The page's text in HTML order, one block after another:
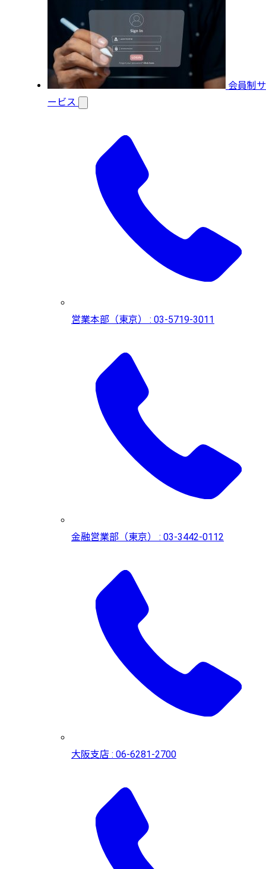
会員制サ
ービス
営業本部（東京） : 03-5719-3011
金融営業部（東京） : 03-3442-0112
大阪支店 : 06-6281-2700